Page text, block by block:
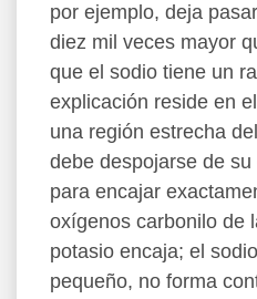
por ejemplo, deja
diez mil veces mayor
que el sodio tiene un
explicación reside en
una región estrecha
debe despojarse de
para encajar
oxígenos carbonilo de
potasio encaja; el
pequeño, no forma